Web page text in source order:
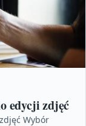
edycji zdjęć
Wybór